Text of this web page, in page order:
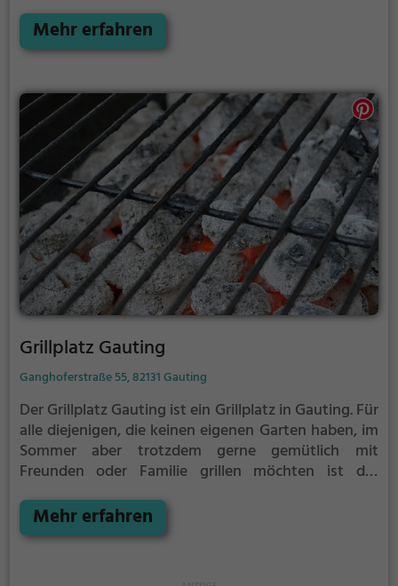
Grillplatzes: keine Nachbarn. Hier kann eine Feier
ruhig auch mal bis spät in die Nacht gehen und
den meisten Fällen unter euch und könnt
niemanden stören.
Mehr erfahren
Grillplatz Gauting
Ganghoferstraße 55, 82131 Gauting
Der Grillplatz Gauting ist ein Grillplatz in Gauting.Für
alle diejenigen, die keinen eigenen Garten haben, im
Sommer aber trotzdem gerne gemütlich mit
Freunden oder Familie grillen möchten ist der
Holz.
Mehr erfahren